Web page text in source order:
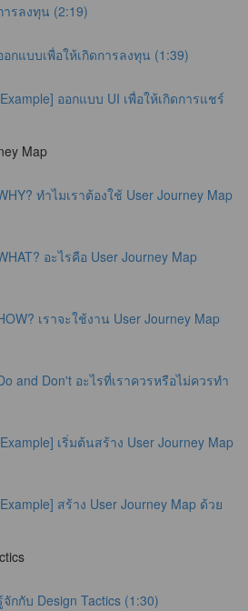
ารลงทุน (2:19)
กแบบเพื่อให้เกิดการลงทุน (1:39)
ออกแบบ UI เพื่อให้เกิดการแชร์
Map
ทำไมเราต้องใช้ User Journey Map
อะไรคือ User Journey Map
เราจะใช้งาน User Journey Map
and Don't อะไรที่เราควรหรือไม่ควรทำ
เริ่มต้นสร้าง User Journey Map
สร้าง User Journey Map ด้วย
กกับ Design Tactics (1:30)